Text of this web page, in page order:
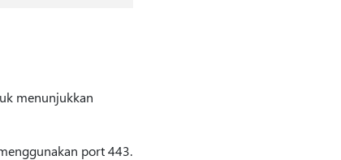
menunjukkan
port 443.